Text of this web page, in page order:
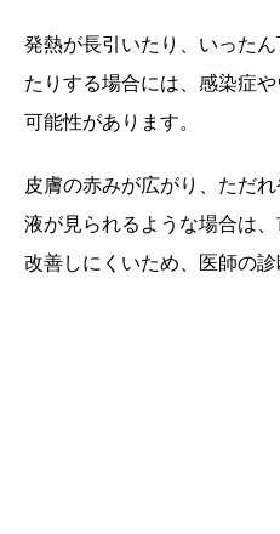
発熱が長引いたり、いった
たりする場合には、感染症
可能性があります。
皮膚の赤みが広がり、ただ
液が見られるような場合は
改善しにくいため、医師の診